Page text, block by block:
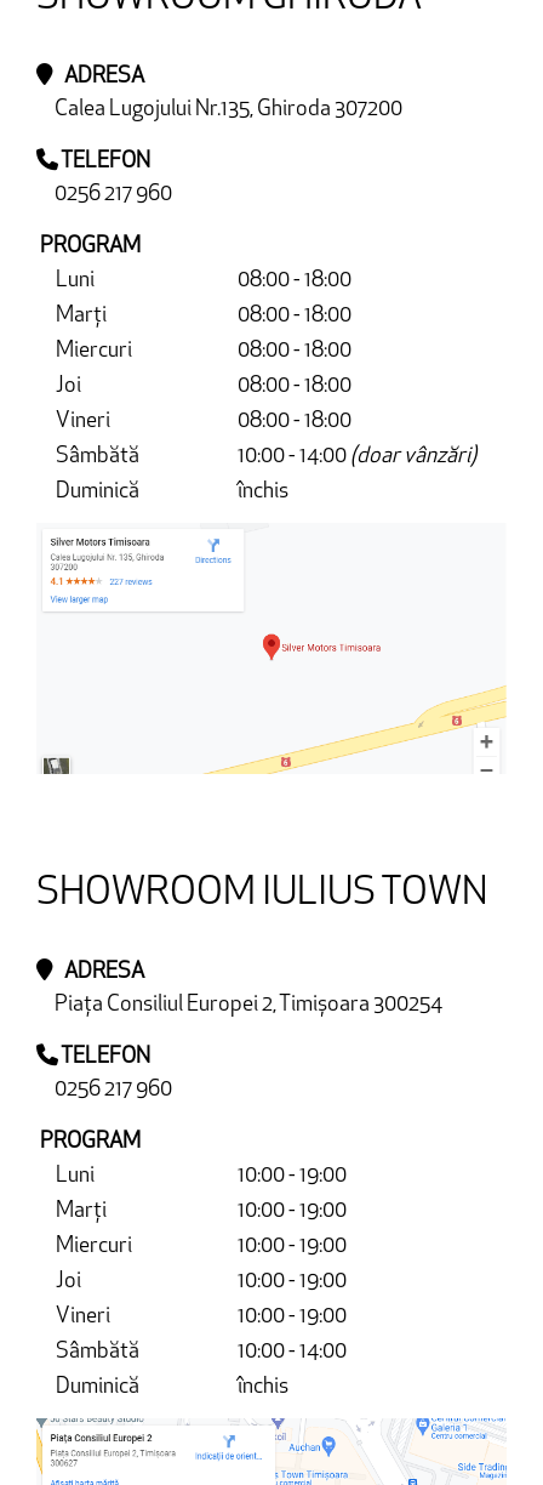
ADRESA
Calea Lugojului Nr.135, Ghiroda 307200
TELEFON
0256 217 960
PROGRAM
Luni
08:00 - 18:00
Marți
08:00 - 18:00
Miercuri
08:00 - 18:00
Joi
08:00 - 18:00
Vineri
08:00 - 18:00
Sâmbătă
10:00 - 14:00 (doar vânzări)
Duminică
închis
SHOWROOM IULIUS TOWN
ADRESA
Piața Consiliul Europei 2, Timișoara 300254
TELEFON
0256 217 960
PROGRAM
Luni
10:00 - 19:00
Marți
10:00 - 19:00
Miercuri
10:00 - 19:00
Joi
10:00 - 19:00
Vineri
10:00 - 19:00
Sâmbătă
10:00 - 14:00
Duminică
închis